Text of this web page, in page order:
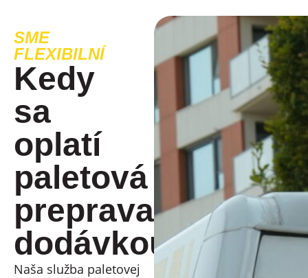
SME
FLEXIBILNÍ
Kedy
sa
oplatí
paletová
preprava
dodávkou
Naša služba paletovej